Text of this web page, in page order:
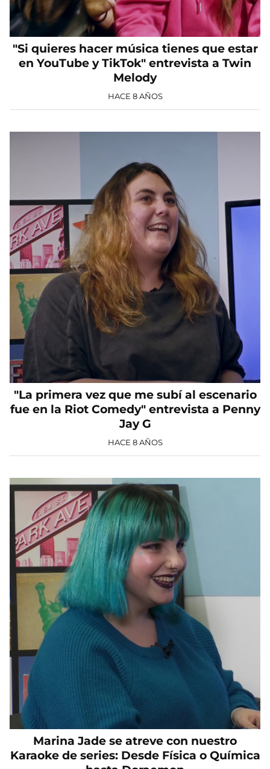
"Si quieres hacer música tienes que estar
en YouTube y TikTok" entrevista a Twin
Melody
HACE 8 AÑOS
"La primera vez que me subí al escenario
fue en la Riot Comedy" entrevista a Penny
Jay G
HACE 8 AÑOS
Marina Jade se atreve con nuestro
Karaoke de series: Desde Física o Química